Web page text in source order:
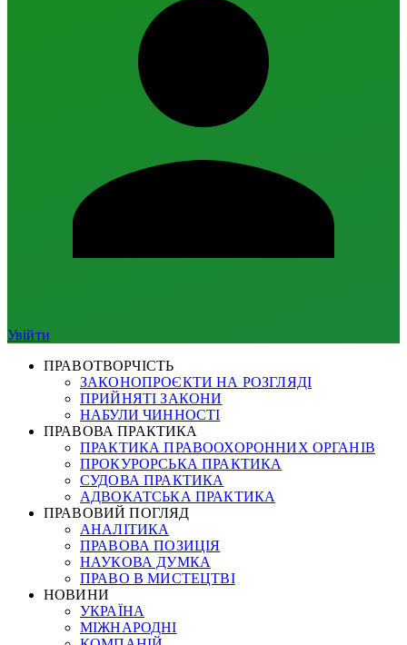
Увійти
ПРАВОТВОРЧІСТЬ
ЗАКОНОПРОЄКТИ НА РОЗГЛЯДІ
ПРИЙНЯТІ ЗАКОНИ
НАБУЛИ ЧИННОСТІ
ПРАВОВА ПРАКТИКА
ПРАКТИКА ПРАВООХОРОННИХ ОРГАНІВ
ПРОКУРОРСЬКА ПРАКТИКА
СУДОВА ПРАКТИКА
АДВОКАТСЬКА ПРАКТИКА
ПРАВОВИЙ ПОГЛЯД
АНАЛІТИКА
ПРАВОВА ПОЗИЦІЯ
НАУКОВА ДУМКА
ПРАВО В МИСТЕЦТВІ
НОВИНИ
УКРАЇНА
МІЖНАРОДНІ